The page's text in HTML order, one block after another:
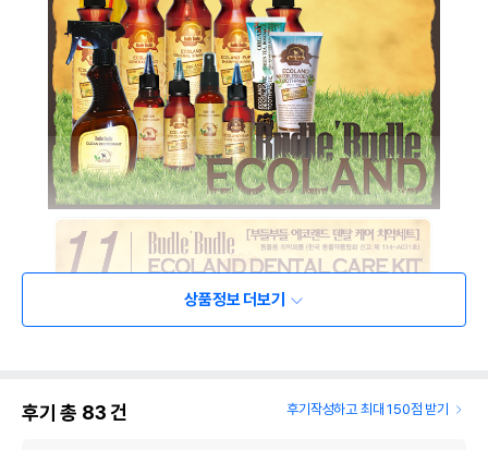
상품정보 더보기
후기 총 83건 후기작성하고 최대 150점 받기